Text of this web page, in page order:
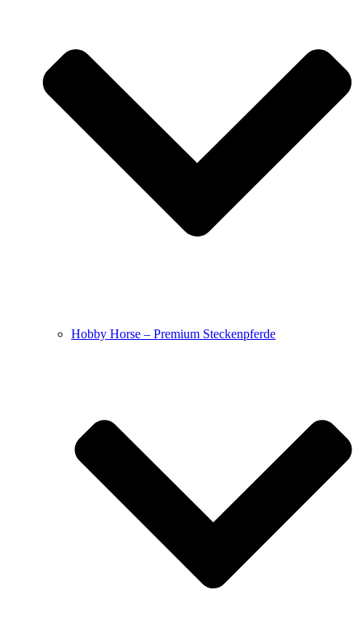
Hobby Horse – Premium Steckenpferde